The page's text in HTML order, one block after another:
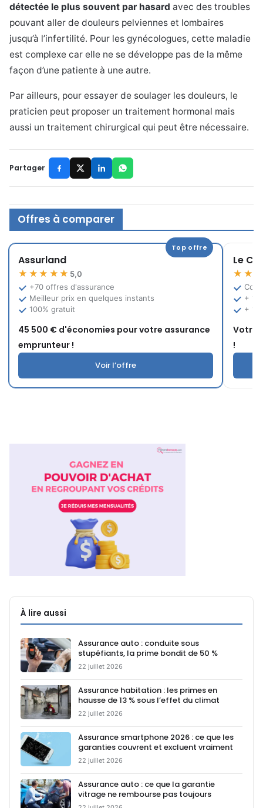
détectée le plus souvent par hasard avec des troubles
pouvant aller de douleurs pelviennes et lombaires
jusqu’à l’infertilité. Pour les gynécologues, cette maladie
est complexe car elle ne se développe pas de la même
façon d’une patiente à une autre.
Par ailleurs, pour essayer de soulager les douleurs, le
praticien peut proposer un traitement hormonal mais
aussi un traitement chirurgical qui peut être nécessaire.
Partager
Offres à comparer
Top offre
Assurland
★★★★★ 5,0
+70 offres d'assurance
Meilleur prix en quelques instants
100% gratuit
45 500 € d'économies pour votre assurance
emprunteur !
Voir l’offre
Le
+
+ 10
Votre
!
À lire aussi
Assurance auto : conduite sous
stupéfiants, la prime bondit de 50 %
22 juillet 2026
Assurance habitation : les primes en
hausse de 13 % sous l’effet du climat
22 juillet 2026
Assurance smartphone 2026 : ce que les
garanties couvrent et excluent vraiment
22 juillet 2026
Assurance auto : ce que la garantie
vitrage ne rembourse pas toujours